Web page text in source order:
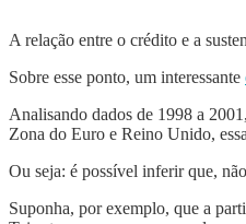
A relação entre o crédito e a
Sobre esse ponto, um interessante
Analisando dados de 1998 a
Zona do Euro e Reino Unido,
Ou seja: é possível inferir que,
Suponha, por exemplo, que a